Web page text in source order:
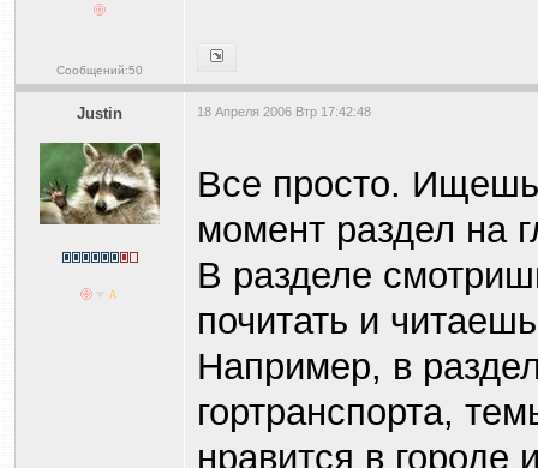
Сообщений:50
Justin 18 Апреля 2006 Втр 17:42:48
Все просто.
момент раздел на
В разделе
почитать и
Например, в
гортранспорта,
нравится в городе